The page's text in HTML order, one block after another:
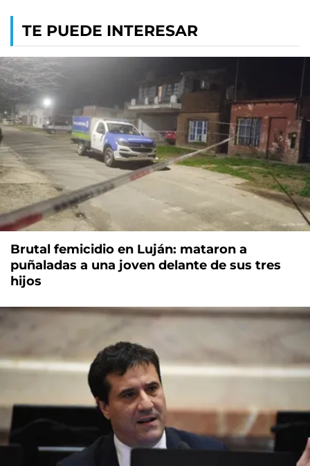
TE PUEDE INTERESAR
Brutal femicidio en Luján: mataron a
puñaladas a una joven delante de sus tres
hijos